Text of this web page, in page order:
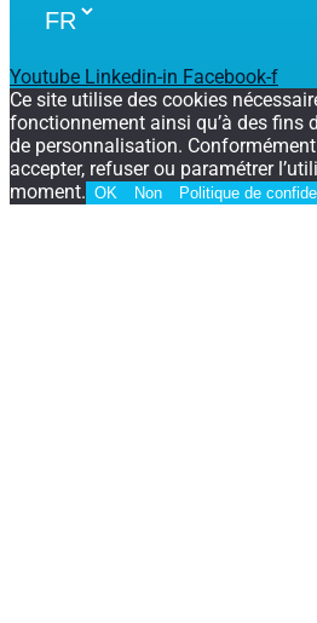
Youtube Linkedin-in Facebook-f
Ce site utilise des cookies
fonctionnement ainsi qu’à des fins
de personnalisation.
accepter, refuser ou paramétrer
moment. OK Non Politique de